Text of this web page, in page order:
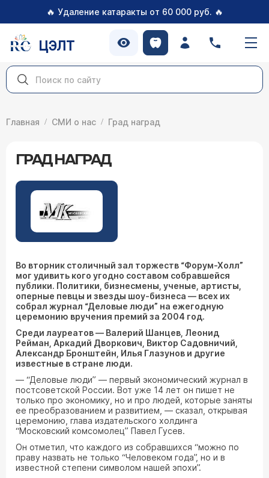
🔥 Удаление катаракты от 60 000 руб. 🔥
ЦЭЛТ
Главная СМИ о нас Град наград
ГРАД НАГРАД
Во вторник столичный зал торжеств “Форум-Холл”
мог удивить кого угодно составом собравшейся
публики. Политики, бизнесмены, ученые, артисты,
оперные певцы и звезды шоу-бизнеса — всех их
собрал журнал “Деловые люди” на ежегодную
церемонию вручения премий за 2004 год.
Среди лауреатов — Валерий Шанцев, Леонид
Рейман, Аркадий Дворкович, Виктор Садовничий,
Александр Бронштейн, Илья Глазунов и другие
известные в стране люди.
— “Деловые люди” — первый экономический журнал в
постсоветской России. Вот уже 14 лет он пишет не
только про экономику, но и про людей, которые заняты
ее преобразованием и развитием, — сказал, открывая
церемонию, глава издательского холдинга
“Московский комсомолец” Павел Гусев.
Он отметил, что каждого из собравшихся “можно по
праву назвать не только “Человеком года”, но и в
известной степени символом нашей эпохи”.